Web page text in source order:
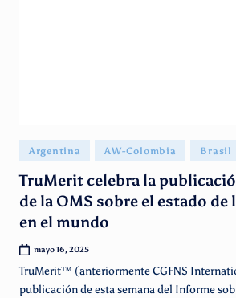
oPublicado
en
Argentina AW-Colombia Brasil
TruMerit celebra la
de la OMS sobre el estado de
en el mundo
mayo 16, 2025
TruMerit™ (anteriormente CGFNS
publicación de esta semana del Informe